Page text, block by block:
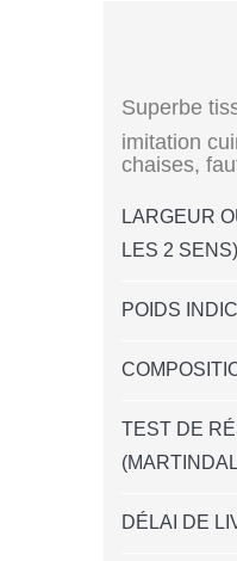
Superbe
imitation
chaises,
LARGEUR
LES 2 SENS)
POIDS
TEST DE
DÉLAI DE